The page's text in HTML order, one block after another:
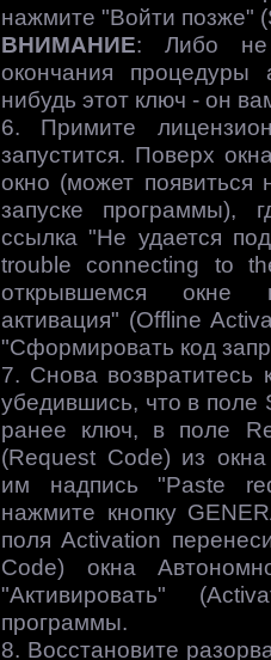
нажмите "Войти позже"
ВНИМАНИЕ: Либо не
окончания процедуры
нибудь этот ключ - он
6. Примите
запустится. Поверх
окно (может
запуске программы),
ссылка "Не удается
trouble connecting to
открывшемся окне
активация" (Offline
"Сформировать код
7. Снова возвратитесь
убедившись, что в поле
ранее ключ, в поле
(Request Code) из
им надпись "Paste
нажмите кнопку
поля Activation
Code) окна
"Активировать"
программы.
8. Восстановите